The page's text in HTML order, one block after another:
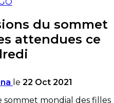
du sommet
attendues ce
le 22 Oct 2021
sommet mondial des filles